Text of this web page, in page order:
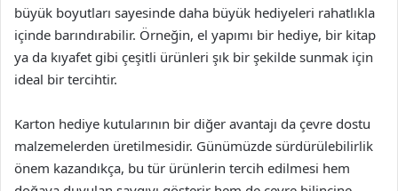
büyük boyutları sayesinde daha büyük hediyeleri rahatlıkla
içinde barındırabilir. Örneğin, el yapımı bir hediye, bir kitap
ya da kıyafet gibi çeşitli ürünleri şık bir şekilde sunmak için
ideal bir tercihtir.
Karton hediye kutularının bir diğer avantajı da çevre dostu
malzemelerden üretilmesidir. Günümüzde sürdürülebilirlik
önem kazandıkça, bu tür ürünlerin tercih edilmesi hem